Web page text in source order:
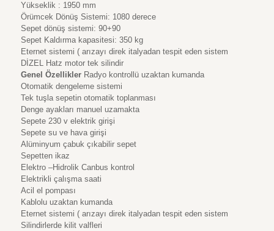
Yükseklik : 1950 mm
Örümcek Dönüş Sistemi: 1080 derece
Sepet dönüş sistemi: 90+90
Sepet Kaldırma kapasitesi: 350 kg
Eternet sistemi ( arızayı direk italyadan tespit eden sistem
DİZEL Hatz motor tek silindir
Genel ÖzelliklerRadyo kontrollü uzaktan kumanda
Otomatik dengeleme sistemi
Tek tuşla sepetin otomatik toplanması
Denge ayakları manuel uzamakta
Sepete 230 v elektrik girişi
Sepete su ve hava girişi
Alüminyum çabuk çıkabilir sepet
Sepetten ikaz
Elektro –Hidrolik Canbus kontrol
Elektrikli çalışma saati
Acil el pompası
Kablolu uzaktan kumanda
Eternet sistemi ( arızayı direk italyadan tespit eden sistem
Silindirlerde kilit valfleri